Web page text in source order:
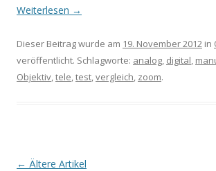
Weiterlesen →
Dieser Beitrag wurde am 19. November 2012 in
veröffentlicht. Schlagworte: analog, digital,
Objektiv,tele,test,vergleich, zoom.
Artikel-
← Ältere Artikel